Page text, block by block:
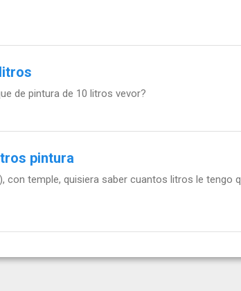
de pintura de 10 litros vevor?
pintura
con temple, quisiera saber cuantos litros le tengo